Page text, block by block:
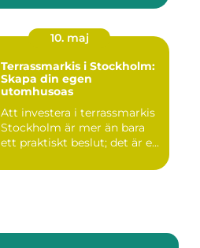
10. maj
Terrassmarkis i Stockholm:
Skapa din egen
utomhusoas
Att investera i terrassmarkis
Stockholm är mer än bara
ett praktiskt beslut; det är e...